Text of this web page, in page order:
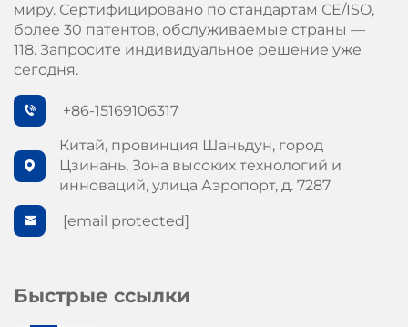
миру. Сертифицировано по стандартам СЕ/ISO,
более 30 патентов, обслуживаемые страны —
118. Запросите индивидуальное решение уже
сегодня.
+86-15169106317
Китай, провинция Шаньдун, город
Цзинань, Зона высоких технологий и
инноваций, улица Аэропорт, д. 7287
[email protected]
Быстрые ссылки